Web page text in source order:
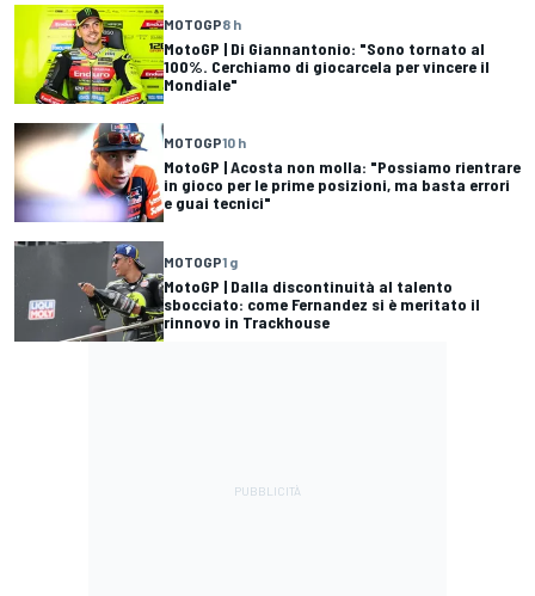
MOTOGP8 h
MotoGP | Di Giannantonio: "Sono tornato al
100%. Cerchiamo di giocarcela per vincere il
Mondiale"
MOTOGP10 h
MotoGP | Acosta non molla: "Possiamo rientrare
in gioco per le prime posizioni, ma basta errori
e guai tecnici"
MOTOGP1 g
MotoGP | Dalla discontinuità al talento
sbocciato: come Fernandez si è meritato il
rinnovo in Trackhouse